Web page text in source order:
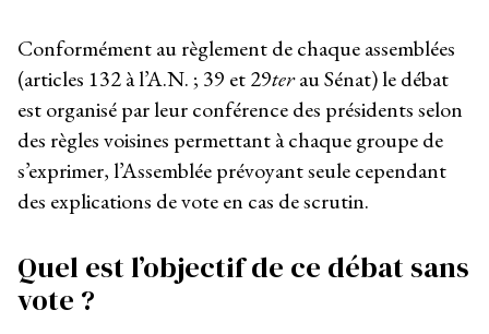
Conformément au règlement de chaque assemblées
(articles 132 à l’A.N. ; 39 et 29terau Sénat) le débat
est organisé par leur conférence des présidents selon
des règles voisines permettant à chaque groupe de
s’exprimer, l’Assemblée prévoyant seule cependant
des explications de vote en cas de scrutin.
Quel est l’objectif de ce débat sans
vote ?